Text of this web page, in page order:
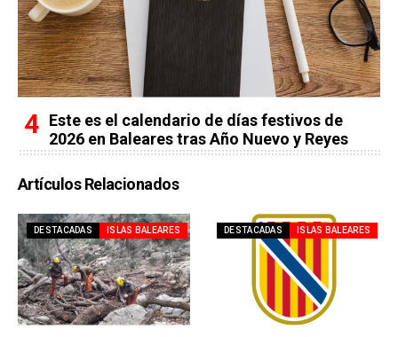
Este es el calendario de días festivos de
2026 en Baleares tras Año Nuevo y Reyes
Artículos Relacionados
DESTACADAS ISLAS BALEARES DESTACADAS ISLAS BALEARES